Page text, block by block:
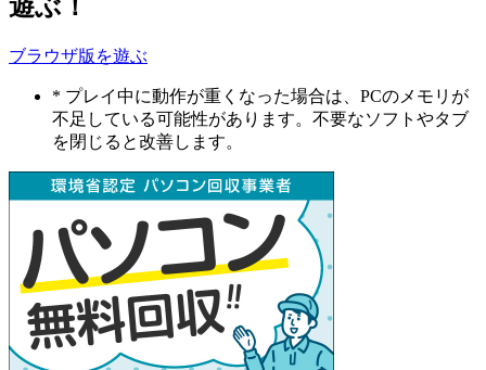
遊ぶ！
ブラウザ版を遊ぶ
* プレイ中に動作が重くなった場合は、PCのメモリが
不足している可能性があります。不要なソフトやタブ
を閉じると改善します。